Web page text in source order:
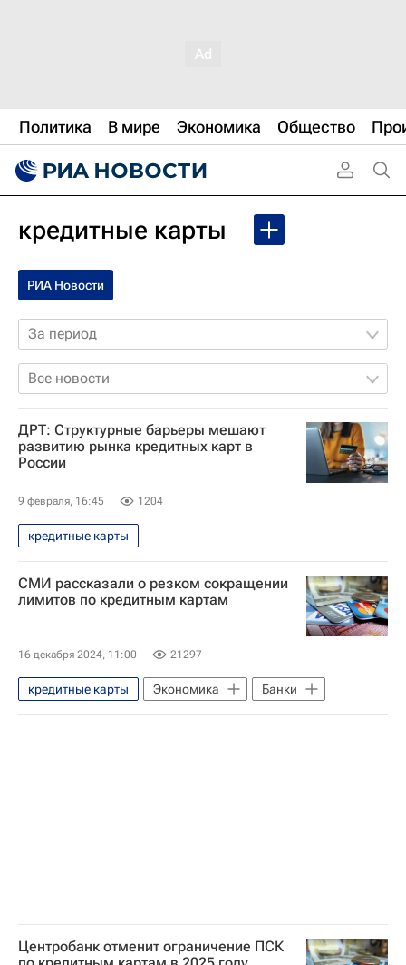
Политика В мире Экономика Общество
кредитные карты
РИА Новости
За период
Все новости
ДРТ: Структурные барьеры мешают
развитию рынка кредитных карт в
России
9 февраля, 16:45 1204
кредитные карты
СМИ рассказали о резком сокращении
лимитов по кредитным картам
16 декабря 2024, 11:00 21297
кредитные карты Экономика Банки
Центробанк отменит ограничение ПСК